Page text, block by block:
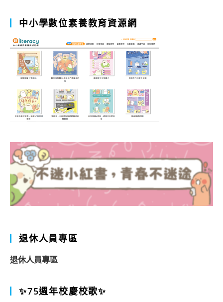
中小學數位素養教育資源網
退休人員專區
退休人員專區
✨75週年校慶校歌✨